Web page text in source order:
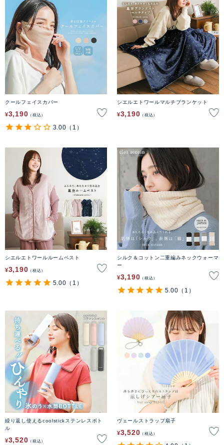
クールフェイスカバー
¥3,190 税込
3.00 （1）
シエルエトワールマルチブランケット
¥3,190 税込
シエルエトワールルームベスト
¥3,190 税込
5.00 （1）
シルク＆コットン二重編みネックウォーマ
ー
¥3,190 税込
5.00 （1）
繰り返し使えるcoolstickステンレスボト
ル
¥3,520 税込
ヴェールストラップ扇子
¥3,520 税込